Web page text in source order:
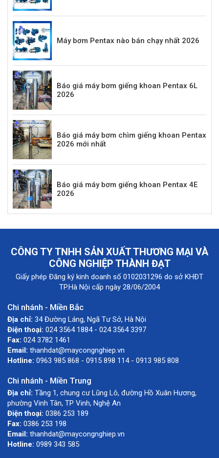
Máy bơm Pentax nào bán chạy nhất 2026
Báo giá máy bơm giếng khoan Pentax 6L
2026
Báo giá máy bơm chìm giếng khoan Pentax
2026 mới nhất
Báo giá máy bơm giếng khoan Pentax 4E
2026
CÔNG TY TNHH SẢN XUẤT THƯƠNG MẠI VÀ
CÔNG NGHIỆP THÀNH ĐẠT
Giấy phép Đăng ký kinh doanh số 0102031296 do sở KHĐT
TP.Hà Nội cấp ngày 28/06/2004
Chi nhánh - Miền Bắc
Địa chỉ: 34 Đường Láng, Ngã Tư Sở, Hà Nội
Điện thoại: 024 3564 1884 - 024 3564 3397
Fax: 024 3782 1461
Email: thanhdat@maycongnghiep.vn
Hotline: 0963 985 868 - 0915 898 114 - 0913 985 808
Chi nhánh - Miền Trung
Địa chỉ: Tầng 1, chung cư Lũng Lô, đường Hồ Xuân Hương,
phường Vinh Tân, TP Vinh, Nghệ An
Điện thoại: 0386 253 189
Fax: 0386 253 198
Email: thanhdat@maycongnghiep.vn
Hotline: 0989 343 585